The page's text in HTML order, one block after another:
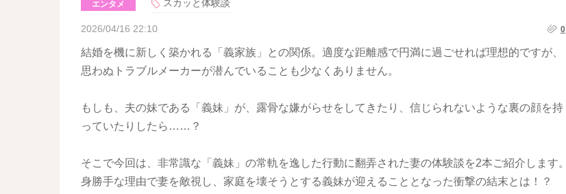
エンタメ スカッと体験談
2026/04/16 22:10 0
結婚を機に新しく築かれる「義家族」との関係。適度な距離感で円満に過ごせれば理想的ですが、
思わぬトラブルメーカーが潜んでいることも少なくありません。
もしも、夫の妹である「義妹」が、露骨な嫌がらせをしてきたり、信じられないような裏の顔を持
っていたりしたら……？
そこで今回は、非常識な「義妹」の常軌を逸した行動に翻弄された妻の体験談を2本ご紹介します。
身勝手な理由で妻を敵視し、家庭を壊そうとする義妹が迎えることとなった衝撃の結末とは！？